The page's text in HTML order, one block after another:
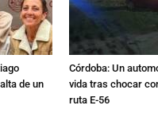
de un
Córdoba: Un
vida tras chocar
ruta E-56